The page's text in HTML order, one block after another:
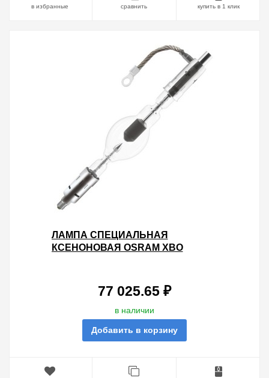
в избранные сравнить купить в 1 клик
ЛАМПА СПЕЦИАЛЬНАЯ
КСЕНОНОВАЯ OSRAM XBO
77 025.65 ₽
в наличии
Добавить в корзину